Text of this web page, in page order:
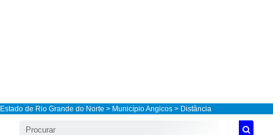
Estado de Rio Grande do Norte > Município Angicos > Distância